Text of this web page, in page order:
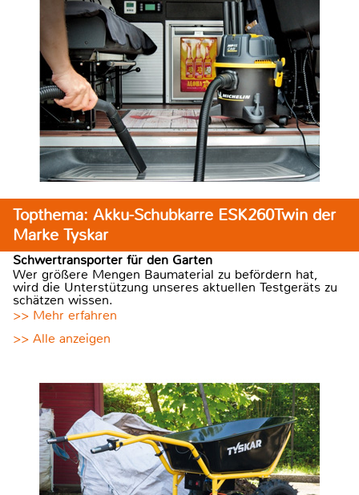
Topthema: Akku-Schubkarre ESK260Twin der
Marke Tyskar
Schwertransporter für den Garten
Wer größere Mengen Baumaterial zu befördern hat,
wird die Unterstützung unseres aktuellen Testgeräts zu
schätzen wissen.
>> Mehr erfahren
>> Alle anzeigen